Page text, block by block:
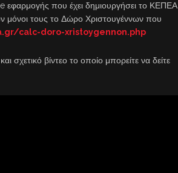
εφαρμογής που έχει δημιουργήσει το ΚΕΠΕΑ
μόνοι τους το Δώρο Χριστουγέννων που
calc-doro-xristoygennon.php
σχετικό βίντεο το οποίο μπορείτε να δείτε